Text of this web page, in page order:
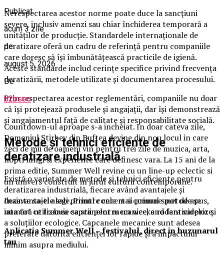
Nerespectarea acestor norme poate duce la sancțiuni
severe, inclusiv amenzi sau chiar închiderea temporară a
unităților de producție. Standardele internaționale de
deratizare oferă un cadru de referință pentru companiile
care doresc să își îmbunătățească practicile de igienă.
Aceste standarde includ cerințe specifice privind frecvența
deratizării, metodele utilizate și documentarea procesului.
Prin respectarea acestor reglementări, companiile nu doar
că își protejează produsele și angajații, dar își demonstrează
și angajamentul față de calitate și responsabilitate socială.
Metode și tehnici eficiente de
deratizare industrială
Există o varietate de metode și tehnici eficiente pentru
deratizarea industrială, fiecare având avantajele și
dezavantajele sale. Printre cele mai comune metode se
numără utilizarea capcanelor mecanice, a rodenticidelor și
a soluțiilor ecologice. Capcanele mecanice sunt adesea
preferate datorită eficienței lor rapide și a impactului
minim asupra mediului.
Publicat
acum 3 zile
pe
august 5, 2026
De
b2bseo
Countdown-ul aproape s-a incheiat. In doar cateva zile,
Domeniul Stirbey din Buftea devine din nou locul in care
zeci de mii de oameni vin pentru trei zile de muzica, arta,
nopti lungi si experiente care definesc vara. La 15 ani de la
prima editie, Summer Well revine cu un line-up eclectic si
un univers construit in jurul culturii contemporane.
Inainte sa-ti alegi primul concert si primul spot de apus,
iata tot ce trebuie sa stii pentru un weekend fara surprize.
Aplicatia Summer Well– festivalul, direct in buzunarul
tau